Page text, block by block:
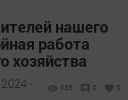
нашего
работа
хозяйства
-
636 0 0